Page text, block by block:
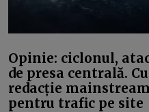
Opinie: ciclonul,
de presa centrală.
redacție
pentru trafic pe site